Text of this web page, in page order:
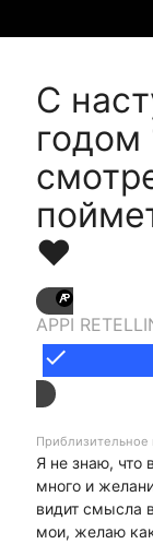
С
годом
❤
APPI
done
Приблизительное
Я не знаю, что
много и
видит смысла
мои, желаю